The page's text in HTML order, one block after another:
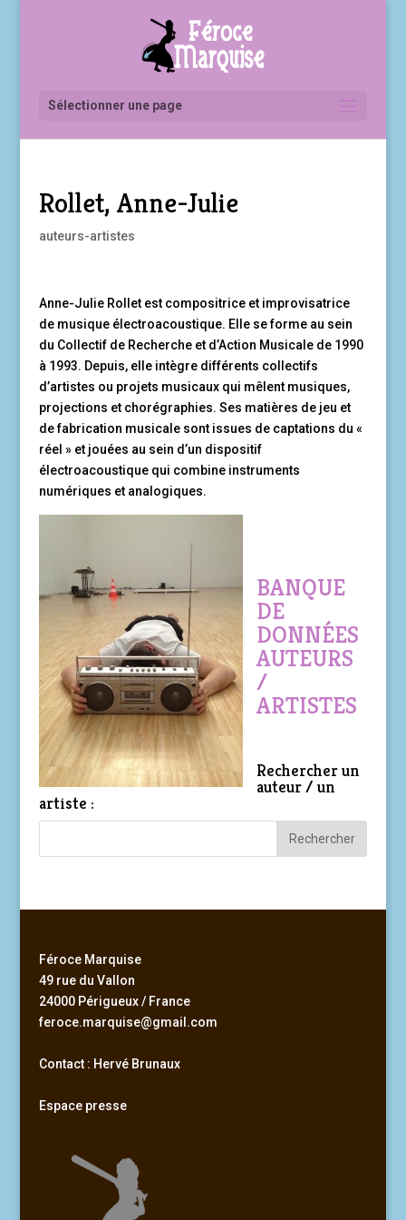
Sélectionner une page
Rollet, Anne-Julie
auteurs-artistes
Anne-Julie Rollet est compositrice et improvisatrice
de musique électroacoustique. Elle se forme au sein
du Collectif de Recherche et d’Action Musicale de 1990
à 1993. Depuis, elle intègre différents collectifs
d’artistes ou projets musicaux qui mêlent musiques,
projections et chorégraphies. Ses matières de jeu et
de fabrication musicale sont issues de captations du «
réel » et jouées au sein d’un dispositif
électroacoustique qui combine instruments
numériques et analogiques.
BANQUE
DE
DONNÉES
AUTEURS
/
ARTISTES
Rechercher un
auteur / un
artiste :
Féroce Marquise
49 rue du Vallon
24000 Périgueux / France
feroce.marquise@gmail.com
Contact : Hervé Brunaux
Espace presse